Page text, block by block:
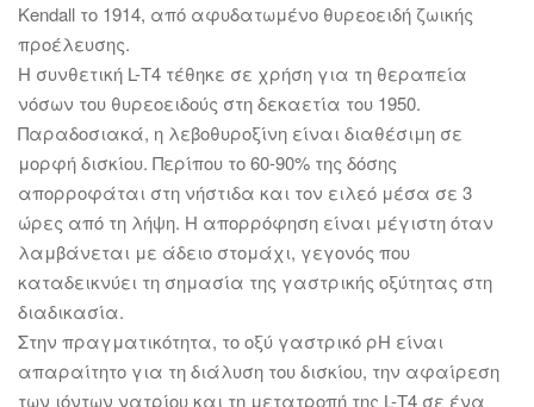
Kendall το 1914, από αφυδατωμένο θυρεοειδή ζωικής
προέλευσης.
Η συνθετική L-Τ4 τέθηκε σε χρήση για τη θεραπεία
νόσων του θυρεοειδούς στη δεκαετία του 1950.
Παραδοσιακά, η λεβοθυροξίνη είναι διαθέσιμη σε
μορφή δισκίου. Περίπου το 60-90% της δόσης
απορροφάται στη νήστιδα και τον ειλεό μέσα σε 3
ώρες από τη λήψη. Η απορρόφηση είναι μέγιστη όταν
λαμβάνεται με άδειο στομάχι, γεγονός που
καταδεικνύει τη σημασία της γαστρικής οξύτητας στη
διαδικασία.
Στην πραγματικότητα, το οξύ γαστρικό ρΗ είναι
απαραίτητο για τη διάλυση του δισκίου, την αφαίρεση
των ιόντων νατρίου και τη μετατροπή της L-Τ4 σε ένα